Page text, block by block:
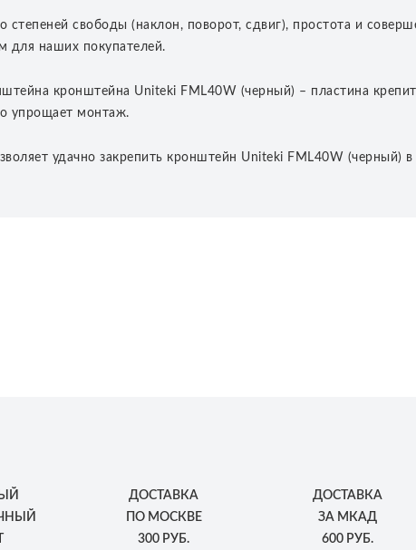
степеней свободы (наклон, поворот, сдвиг), простота и
для наших покупателей.
кронштейна Uniteki FML40W (черный) – пластина
упрощает монтаж.
удачно закрепить кронштейн Uniteki FML40W (черный) в
ДОСТАВКА
ПО МОСКВЕ
300 РУБ.
ДОСТАВКА
ЗА МКАД
600 РУБ.